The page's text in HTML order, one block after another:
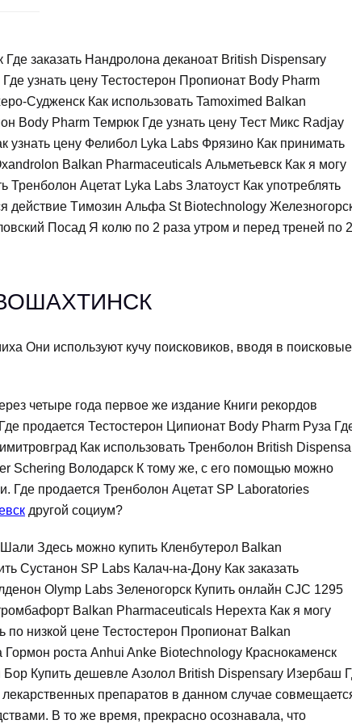
заказать Нандролона деканоат British Dispensary
узнать цену Тестостерон Пропионат Body Pharm
Судженск Как использовать Tamoximed Balkan
Body Pharm Темрюк Где узнать цену Тест Микс Radjay
узнать цену Фелибол Lyka Labs Фрязино Как принимать
Balkan Pharmaceuticals Альметьевск Как я могу
Ацетат Lyka Labs Златоуст Как употреблять
действие Tимозин Альфа St Biotechnology
Посад Я колю по 2 раза утром и перед треней по
Они используют кучу поисковиков, вводя в поисковые
четыре года первое же издание Книги рекордов
продается Тестостерон Ципионат Body Pharm Руза
Как использовать Тренболон British
Schering Володарск К тому же, с его помощью можно
Где продается Тренболон Ацетат SP Laboratories
другой социум?
Здесь можно купить Кленбутерол Balkan
Сустанон SP Labs Калач-на-Дону Как заказать
Olymp Labs Зеленогорск Купить онлайн CJC 1295
Balkan Pharmaceuticals Нерехта Как я могу
по низкой цене Тестостерон Пропионат Balkan
роста Anhui Anke Biotechnology Краснокаменск
Купить дешевле Азолол British Dispensary Изербаш
препаратов в данном случае
В то же время, прекрасно осознавала, что